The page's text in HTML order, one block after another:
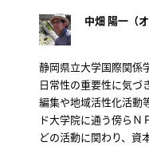
中畑 陽一（
静岡県立大学国際関係
日常性の重要性に気づ
編集や地域活性化活動
ド大学院に通う傍ら
どの活動に関わり、資